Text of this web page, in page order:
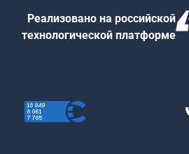
Реализовано на российской
технологической платформе